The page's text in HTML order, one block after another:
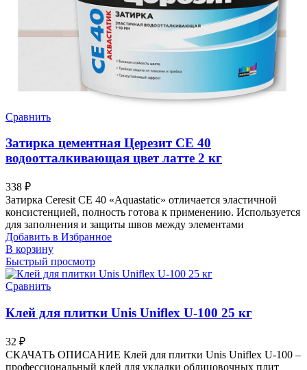
Сравнить
Затирка цементная Церезит CE 40
водоотталкивающая цвет латте 2 кг
338 ₽
Затирка Ceresit СЕ 40 «Aquastatic» отличается эластичной
консистенцией, полность готова к применению. Используется
для заполнения и защиты швов между элементами
Добавить в Избранное
В корзину
Быстрый просмотр
Сравнить
Клей для плитки Unis Uniflex U-100 25 кг
32 ₽
СКАЧАТЬ ОПИСАНИЕ Клей для плитки Unis Uniflex U-100 –
профессиональный клей для укладки облицовочных плит